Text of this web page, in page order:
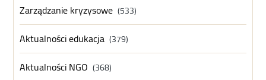
Zarządzanie kryzysowe (533)
Aktualności edukacja (379)
Aktualności NGO (368)